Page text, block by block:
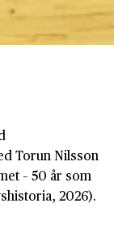
Torun Nilsson
– 50 år som
2026).